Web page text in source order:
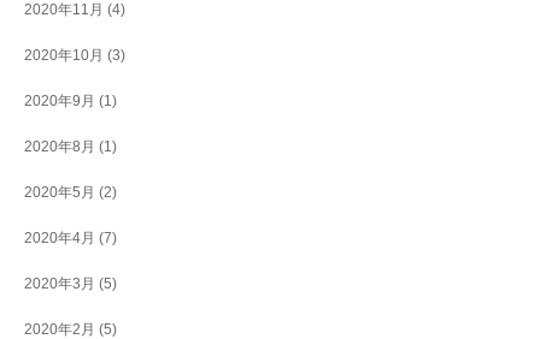
2020年11月 (4)
2020年10月 (3)
2020年9月 (1)
2020年8月 (1)
2020年5月 (2)
2020年4月 (7)
2020年3月 (5)
2020年2月 (5)